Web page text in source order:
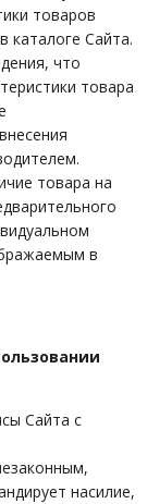
товаров
каталоге Сайта.
что
товара
товара на
в
Сайта с
насилие,